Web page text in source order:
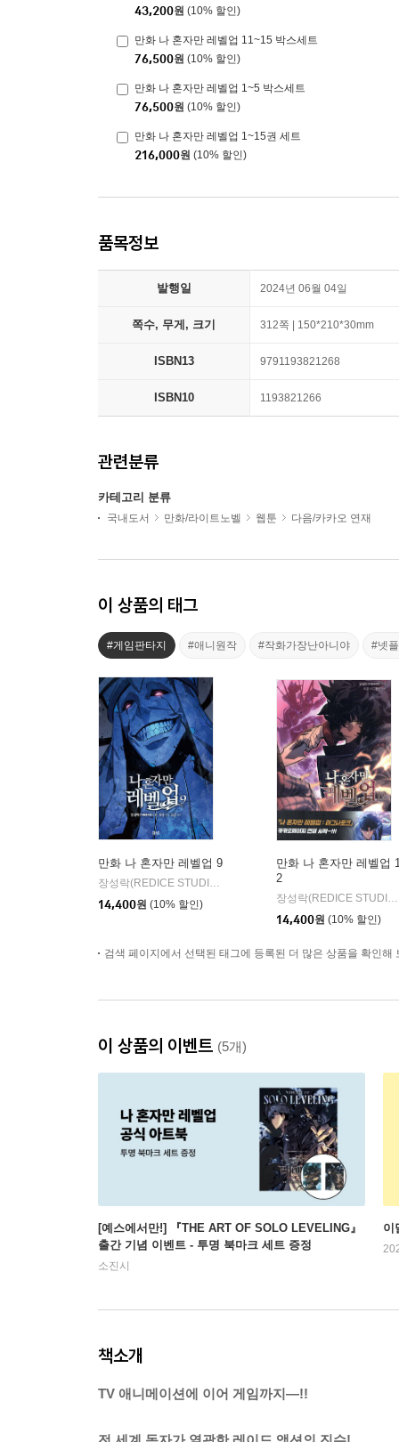
43,200원 (10% 할인)
만화 나 혼자만 레벨업 11~15 박스세트
76,500원 (10% 할인)
만화 나 혼자만 레벨업 1~5 박스세트
76,500원 (10% 할인)
만화 나 혼자만 레벨업 1~15권 세트
216,000원 (10% 할인)
품목정보
발행일 2024년 06월 04일
쪽수, 무게, 크기 312쪽 | 150*210*30mm
ISBN13 9791193821268
ISBN10 1193821266
관련분류
카테고리 분류
국내도서 만화/라이트노벨 웹툰 다음/카카오 연재
이 상품의 태그
#게임판타지 #애니원작 #작화가장난아니야 #넷
만화 나 혼자만 레벨업 9
장성락(REDICE STUDIO) 글그림/추공 원저
14,400원 (10% 할인)
만화 나 혼자만 레벨업
2
장성락(REDICE STUDIO) 글그림/추공 원저
14,400원 (10% 할인)
검색 페이지에서 선택된 태그에 등록된 더 많은 상품을 확인해
이 상품의 이벤트 (5개)
[예스에서만!] 『THE ART OF SOLO LEVELING』
출간 기념 이벤트 - 투명 북마크 세트 증정
소진시
이
책소개
TV 애니메이션에 이어 게임까지―!!